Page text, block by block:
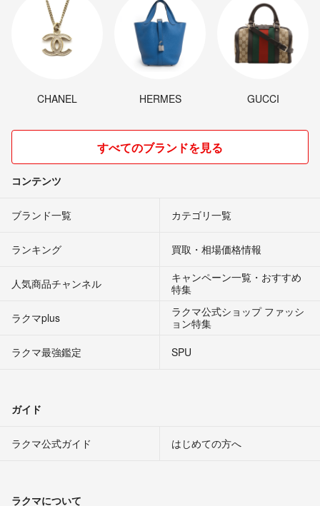
CHANEL HERMES GUCCI
すべてのブランドを見る
コンテンツ
ブランド一覧 カテゴリ一覧
ランキング 買取・相場価格情報
人気商品チャンネル
キャンペーン一覧・おすすめ
特集
ラクマplus
ラクマ公式ショップ ファッシ
ョン特集
ラクマ最強鑑定
SPU
ガイド
ラクマ公式ガイド はじめての方へ
ラクマについて